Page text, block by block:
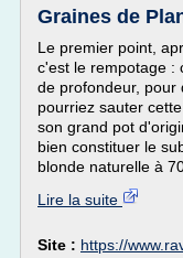
Graines de
Le premier point,
c'est le rempotage :
de profondeur, pour
pourriez sauter
son grand pot
bien constituer le
blonde naturelle à
Lire la suite
Site : https://